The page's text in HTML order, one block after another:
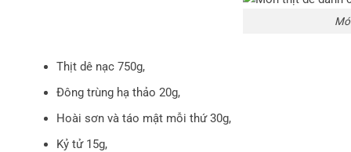
Thịt dê nạc 750g,
Đông trùng hạ thảo 20g,
Hoài sơn và táo mật mỗi thứ 30g,
Kỷ tử 15g,